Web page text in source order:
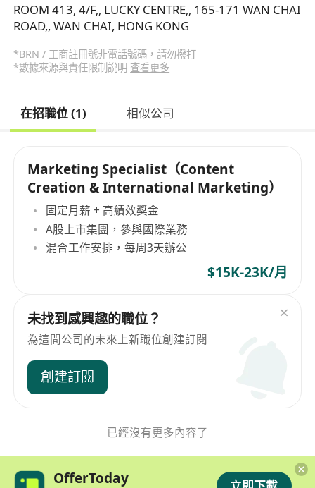
ROOM 413, 4/F,, LUCKY CENTRE,, 165-171 WAN CHAI
ROAD,, WAN CHAI, HONG KONG
*BRN / 工商註冊號非電話號碼，請勿撥打
*數據來源與責任限制說明 查看更多
在招職位 (1) 相似公司
Marketing Specialist（Content
Creation & International Marketing）
固定月薪 + 高績效獎金
A股上市集團，參與國際業務
混合工作安排，每周3天辦公
$15K-23K/月
未找到感興趣的職位？
為這間公司的未來上新職位創建訂閱
創建訂閱
已經沒有更多內容了
OfferToday